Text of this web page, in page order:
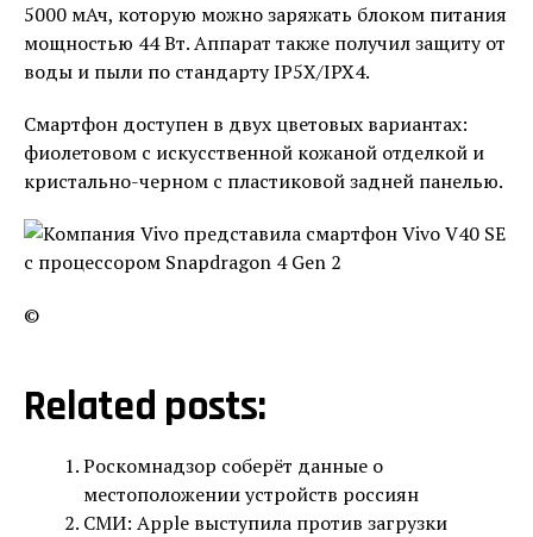
5000 мАч, которую можно заряжать блоком питания
мощностью 44 Вт. Аппарат также получил защиту от
воды и пыли по стандарту IP5X/IPX4.
Смартфон доступен в двух цветовых вариантах:
фиолетовом с искусственной кожаной отделкой и
кристально-черном с пластиковой задней панелью.
©
Related posts:
Роскомнадзор соберёт данные о
местоположении устройств россиян
СМИ: Apple выступила против загрузки